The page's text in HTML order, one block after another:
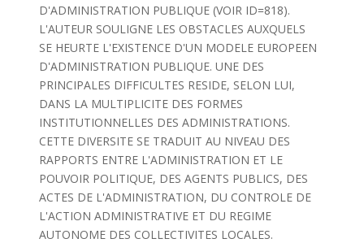
D'ADMINISTRATION PUBLIQUE (VOIR ID=818).
L'AUTEUR SOULIGNE LES OBSTACLES AUXQUELS
SE HEURTE L'EXISTENCE D'UN MODELE EUROPEEN
D'ADMINISTRATION PUBLIQUE. UNE DES
PRINCIPALES DIFFICULTES RESIDE, SELON LUI,
DANS LA MULTIPLICITE DES FORMES
INSTITUTIONNELLES DES ADMINISTRATIONS.
CETTE DIVERSITE SE TRADUIT AU NIVEAU DES
RAPPORTS ENTRE L'ADMINISTRATION ET LE
POUVOIR POLITIQUE, DES AGENTS PUBLICS, DES
ACTES DE L'ADMINISTRATION, DU CONTROLE DE
L'ACTION ADMINISTRATIVE ET DU REGIME
AUTONOME DES COLLECTIVITES LOCALES.